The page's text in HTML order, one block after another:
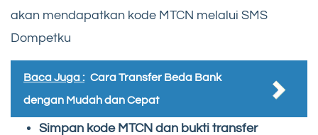
akan mendapatkan kode MTCN melalui SMS
Dompetku
Baca Juga : Cara Transfer Beda Bank
dengan Mudah dan Cepat
Simpan kode MTCN dan bukti transfer